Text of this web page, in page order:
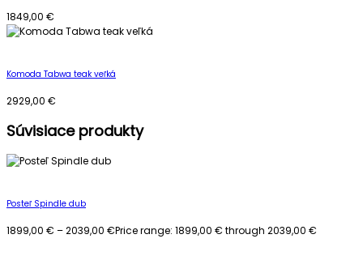
1849,00 €
Komoda Tabwa teak veľká
2929,00 €
Súvisiace produkty
Posteľ Spindle dub
1899,00 € –2039,00 €Price range: 1899,00 € through 2039,00 €